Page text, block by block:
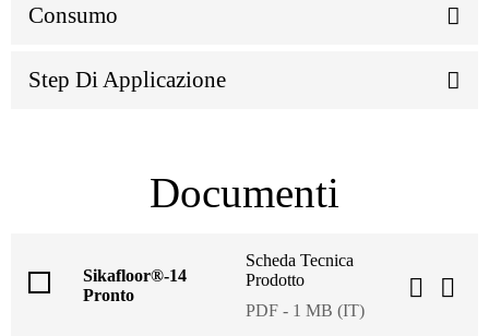
Consumo
Step Di Applicazione
Documenti
Sikafloor®-14
Pronto
Scheda Tecnica
Prodotto
PDF - 1 MB (IT)